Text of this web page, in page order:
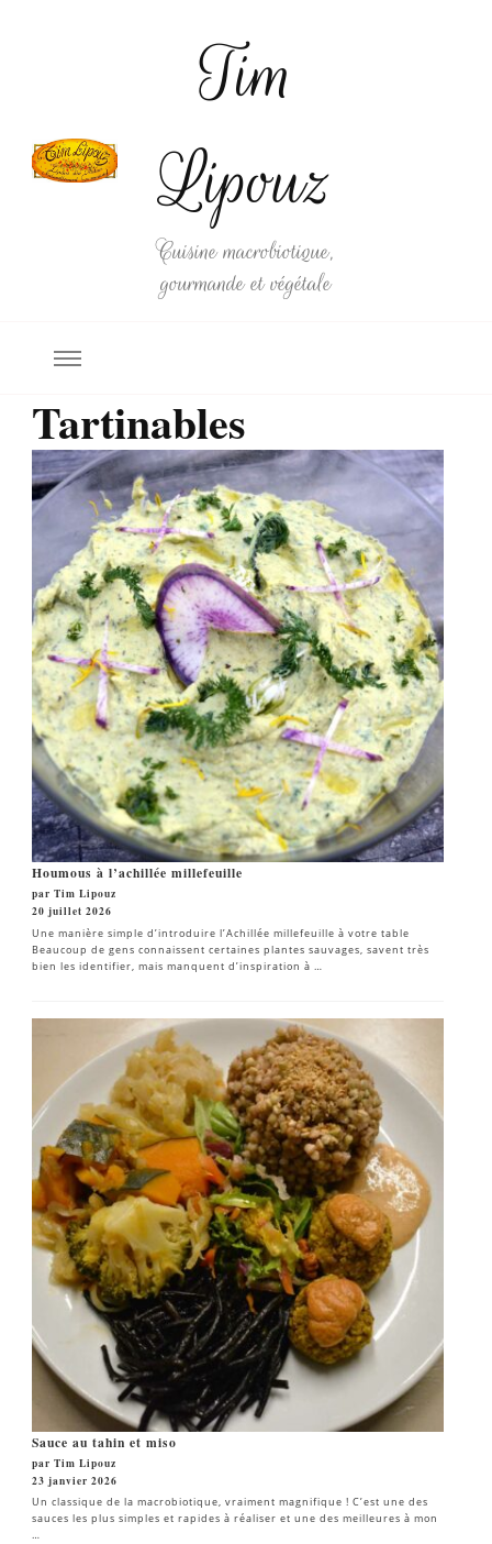
Tim
Lipouz
Cuisine macrobiotique,
gourmande et végétale
Tartinables
Houmous à l’achillée millefeuille
par Tim Lipouz
20 juillet 2026
Une manière simple d’introduire l’Achillée millefeuille à votre table
Beaucoup de gens connaissent certaines plantes sauvages, savent très
bien les identifier, mais manquent d’inspiration à …
Sauce au tahin et miso
par Tim Lipouz
23 janvier 2026
Un classique de la macrobiotique, vraiment magnifique ! C’est une des
sauces les plus simples et rapides à réaliser et une des meilleures à mon
…